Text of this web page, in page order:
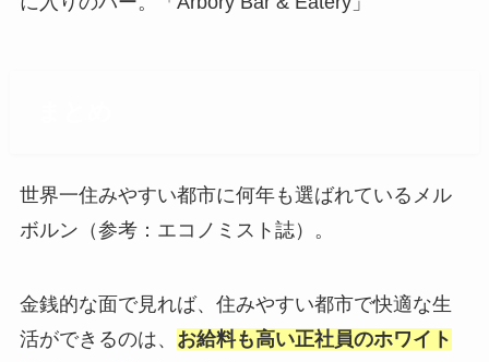
世界一住みやすい都市に何年も選ばれているメル
ボルン（参考：エコノミスト誌）。
金銭的な面で見れば、住みやすい都市で快適な生
活ができるのは、 お給料も高い正社員のホワイト